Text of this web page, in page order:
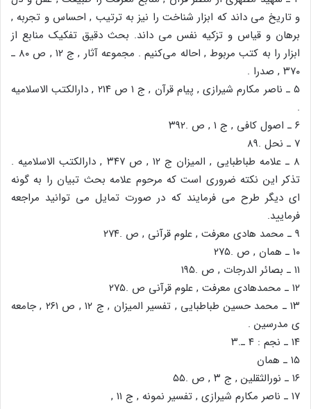
و تاریخ می داند که ابزار شناخت را نیز به ترتیب , احساس و تجربه ,
برهان و قیاس و تزکیه نفس می داند. بحث دقیق تفکیک منابع از
ابزار را به کتب مربوط , احاله می‌کنیم . مجموعه آثار , ج ۱۲ , ص ۸۰ ـ
۳۷۰ , صدرا .
۵ ـ ناصر مکارم شیرازی , پیام قرآن , ج ۱ ص ۲۱۴ , دارالکتب الاسلامیه
.
۶ ـ اصول کافی , ج ۱ , ص .۳۹۲
۷ ـ نحل .۸۹
۸ ـ علامه طباطبایی , المیزان ج ۱۲ , ص ۳۴۷ , دارالکتب الاسلامیه .
تذکر این نکته ضروری است که مرحوم علامه بحث تبیان را به گونه
ای دیگر طرح می فرمایند که در صورت تمایل می توانید مراجعه
فرمایید.
۹ ـ محمد هادی معرفت , علوم قرآنی , ص .۲۷۴
۱۰ ـ همان , ص .۲۷۵
۱۱ ـ بصائر الدرجات , ص .۱۹۵
۱۲ ـ محمدهادی معرفت , علوم قرآنی ص .۲۷۵
۱۳ ـ محمد حسین طباطبایی , تفسیر المیزان , ج ۱۲ , ص ۲۶۱ , جامعه
ی مدرسین .
۱۴ ـ نجم : ۴ ـ.۳
۱۵ ـ همان
۱۶ ـ نورالثقلین , ج ۳ , ص .۵۵
۱۷ ـ ناصر مکارم شیرازی , تفسیر نمونه , ج ۱۱ ,